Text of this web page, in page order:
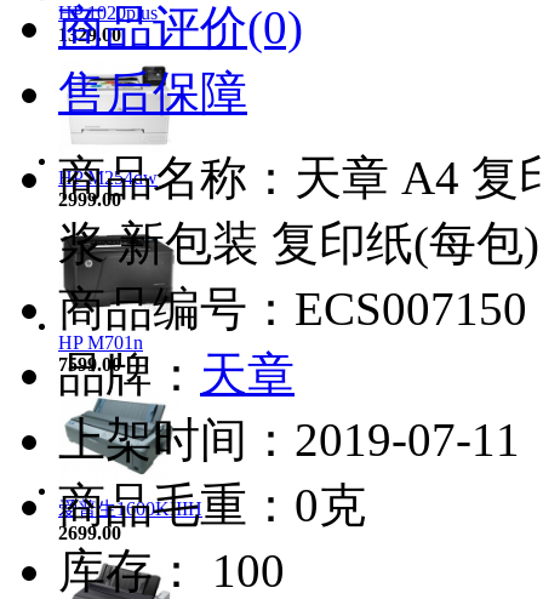
HP 1020plus
1329.00
HP M254dw
2999.00
HP M701n
7599.00
爱普生1600KIIIH
2699.00
商品评价(0)
售后保障
商品名称：天章 A4 复
浆 新包装 复印纸(每包)
商品编号：ECS007150
品牌： 天章
上架时间：2019-07-11
商品毛重：0克
库存： 100